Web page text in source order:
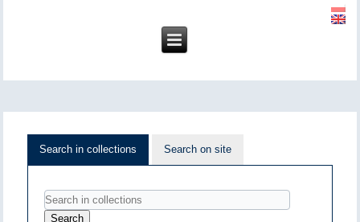
Search in collections Search on site